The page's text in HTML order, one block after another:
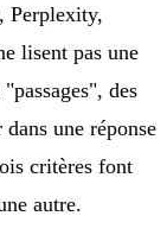
Perplexity,
lisent pas une
des
une réponse
critères font
autre.